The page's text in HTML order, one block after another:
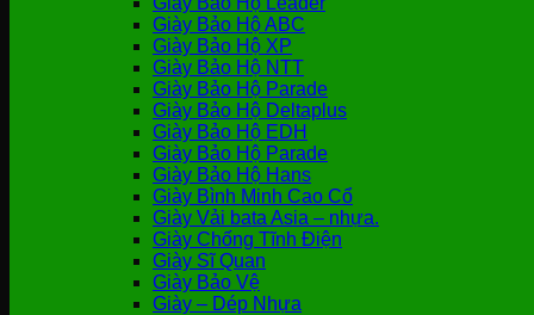
Giày Bảo Hộ ABC
Giày Bảo Hộ XP
Giày Bảo Hộ NTT
Giày Bảo Hộ Parade
Giày Bảo Hộ Deltaplus
Giày Bảo Hộ EDH
Giày Bảo Hộ Parade
Giày Bảo Hộ Hans
Giày Bình Minh Cao Cổ
Giày Vải bata Asia – nhựa.
Giày Chống Tĩnh Điện
Giày Sĩ Quan
Giày Bảo Vệ
Giày – Dép Nhựa